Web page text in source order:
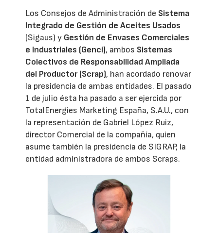
Los Consejos de Administración de Sistema
Integrado de Gestión de Aceites Usados
(Sigaus) y Gestión de Envases Comerciales
e Industriales (Genci), ambos Sistemas
Colectivos de Responsabilidad Ampliada
del Productor (Scrap), han acordado renovar
la presidencia de ambas entidades. El pasado
1 de julio ésta ha pasado a ser ejercida por
TotalEnergies Marketing España, S.A.U., con
la representación de Gabriel López Ruiz,
director Comercial de la compañía, quien
asume también la presidencia de SIGRAP, la
entidad administradora de ambos Scraps.